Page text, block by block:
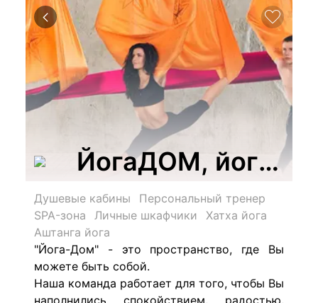
ЙогаДОМ, йога-
Душевые кабины
Персональный тренер
SPA-зона
Личные шкафчики
Хатха йога
Аштанга йога
"Йога-Дом" - это пространство, где Вы
можете быть собой.
Наша команда работает для того, чтобы Вы
наполнились спокойствием, радостью,